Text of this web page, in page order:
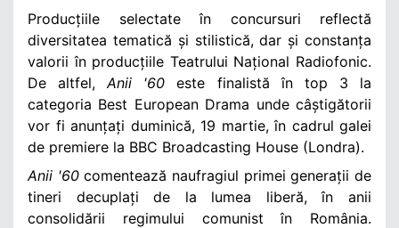
Producțiile selectate în concursuri reflectă
diversitatea tematică și stilistică, dar și constanța
valorii în producțiile Teatrului Național Radiofonic.
De altfel,Anii '60 este finalistă în top 3 la
categoria Best European Drama unde câștigătorii
vor fi anunțați duminică, 19 martie, în cadrul galei
de premiere la BBC Broadcasting House (Londra).
Anii '60comentează naufragiul primei generații de
tineri decuplați de la lumea liberă, în anii
consolidării regimului comunist în România.